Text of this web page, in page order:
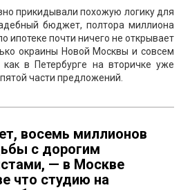
прикидывали похожую логику для
бюджет, полтора миллиона
ипотеке почти ничего не открывает
окраины Новой Москвы и совсем
в Петербурге на вторичке уже
части предложений.
восемь миллионов
с дорогим
— в Москве
что студию на